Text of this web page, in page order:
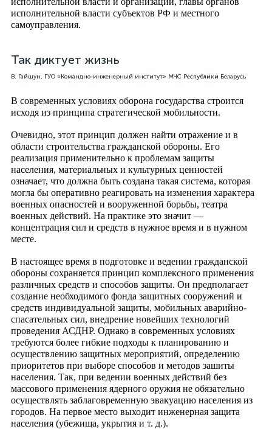
исполнительной власти субъектов РФ и местного
самоуправления.
Так диктует жизнь
В. Гайшун, ГУО «Командно-инженерный институт» МЧС Республики Беларусь
В современных условиях оборона государства строится
исходя из принципа стратегической мобильности.
Очевидно, этот принцип должен найти отражение и в
области строительства гражданской обороны. Его
реализация применительно к проблемам защиты
населения, материальных и культурных ценностей
означает, что должна быть создана такая система, которая
могла бы оперативно реагировать на изменения характера
военных опасностей и вооруженной борьбы, театра
военных действий. На практике это значит —
концентрация сил и средств в нужное время и в нужном
месте.
В настоящее время в подготовке и ведении гражданской
обороны сохраняется принцип комплексного применения
различных средств и способов защиты. Он предполагает
создание необходимого фонда защитных сооружений и
средств индивидуальной защиты, мобильных аварийно-
спасательных сил, внедрение новейших технологий
проведения АСДНР. Однако в современных условиях
требуются более гибкие подходы к планированию и
осуществлению защитных мероприятий, определению
приоритетов при выборе способов и методов зашиты
населения. Так, при ведении военных действий без
массового применения ядерного оружия не обязательно
осуществлять заблаговременную эвакуацию населения из
городов. На первое место выходит инженерная защита
населения (убежища, укрытия и т. д.).